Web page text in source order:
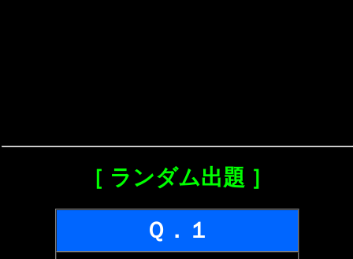
［ ランダム出題 ］
Ｑ．１